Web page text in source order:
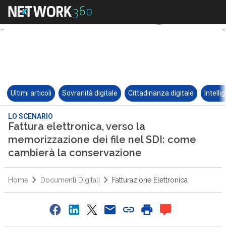
Ultimi articoli Sovranità digitale Cittadinanza digitale
LO SCENARIO
Fattura elettronica, verso la
memorizzazione dei file nel SDI: come
cambierà la conservazione
Home Documenti Digitali Fatturazione Elettronica